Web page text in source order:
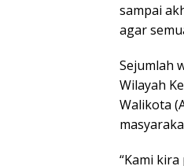
sampai
agar
Sejumlah
Wilayah
Walikota
“Kami